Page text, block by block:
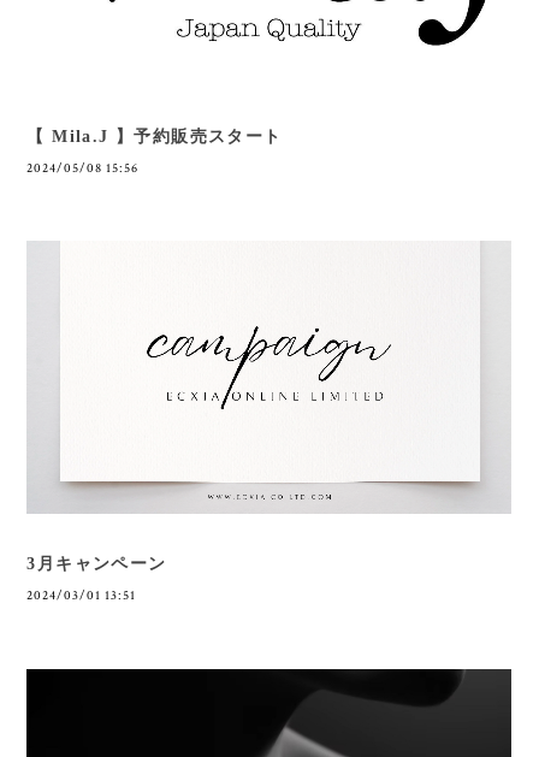
【 Mila.J 】予約販売スタート
2024/05/08 15:56
3月キャンペーン
2024/03/01 13:51